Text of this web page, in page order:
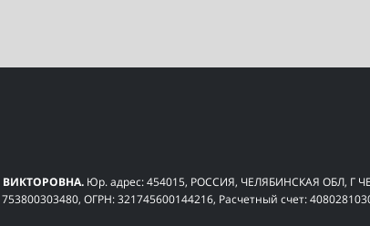
Юр. адрес: 454015, РОССИЯ, ЧЕЛЯБИНСКАЯ ОБЛ, Г
ОГРН: 321745600144216, Расчетный счет: